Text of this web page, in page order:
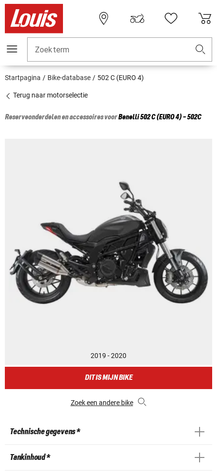
Zoekterm
Startpagina Bike-database 502 C (EURO 4)
Terug naar motorselectie
Reserveonderdelen en accessoires voorBenelli502 C (EURO 4) - 502C
2019 - 2020
DIT IS MIJN BIKE
Zoek een andere bike
Technische gegevens *
Tankinhoud *